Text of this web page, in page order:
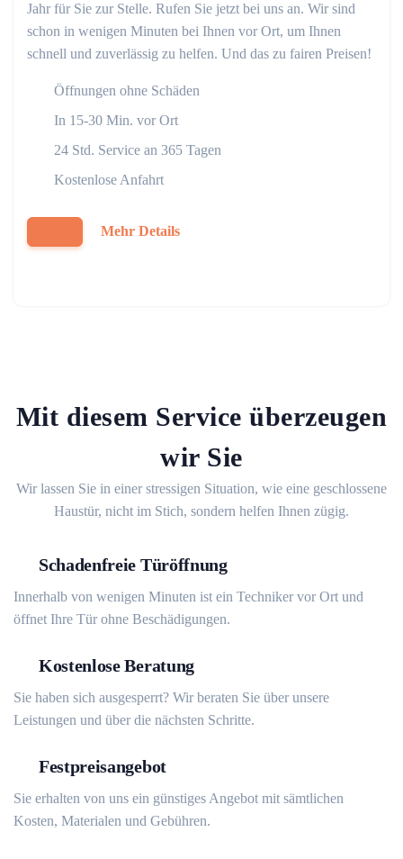
Jahr für Sie zur Stelle. Rufen Sie jetzt bei uns an. Wir sind
schon in wenigen Minuten bei Ihnen vor Ort, um Ihnen
schnell und zuverlässig zu helfen. Und das zu fairen Preisen!
Öffnungen ohne Schäden
In 15-30 Min. vor Ort
24 Std. Service an 365 Tagen
Kostenlose Anfahrt
Mehr Details
Mit diesem Service überzeugen
wir Sie
Wir lassen Sie in einer stressigen Situation, wie eine geschlossene
Haustür, nicht im Stich, sondern helfen Ihnen zügig.
Schadenfreie Türöffnung
Innerhalb von wenigen Minuten ist ein Techniker vor Ort und
öffnet Ihre Tür ohne Beschädigungen.
Kostenlose Beratung
Sie haben sich ausgesperrt? Wir beraten Sie über unsere
Leistungen und über die nächsten Schritte.
Festpreisangebot
Sie erhalten von uns ein günstiges Angebot mit sämtlichen
Kosten, Materialen und Gebühren.